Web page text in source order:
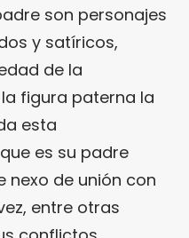
son personajes
y satíricos,
de la
figura paterna la
esta
es su padre
nexo de unión con
entre otras